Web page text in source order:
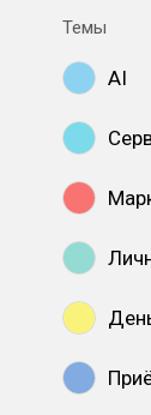
Темы
AI